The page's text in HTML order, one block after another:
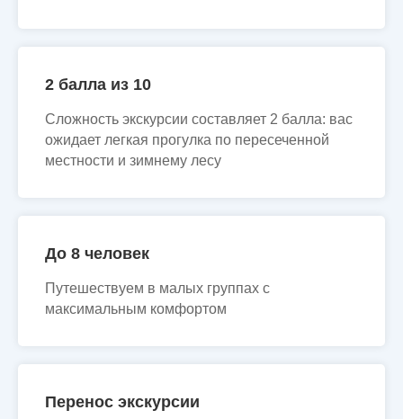
2 балла из 10
Сложность экскурсии составляет 2 балла: вас
ожидает легкая прогулка по пересеченной
местности и зимнему лесу
До 8 человек
Путешествуем в малых группах с
максимальным комфортом
Перенос экскурсии